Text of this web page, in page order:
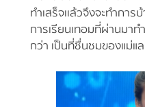
ทำเสร็จเเล้วจึงจะทำกา
การเรียนเทอมที่ผ่านมาท
กว่า เป็นที่ชื่นชมของแม่แล